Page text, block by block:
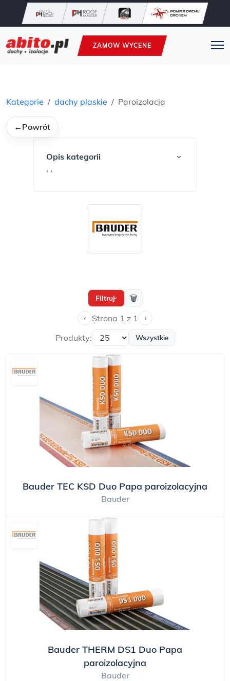
ZAMOW WYCENE
Kategorie dachy plaskie Paroizolacja
← Powrót
Opis kategorii ›
' '
Filtruj› 🗑
‹ Strona 1 z 1 ›
Produkty: Wszystkie
Bauder TEC KSD Duo Papa paroizolacyjna
Bauder
Bauder THERM DS1 Duo Papa
paroizolacyjna
Bauder